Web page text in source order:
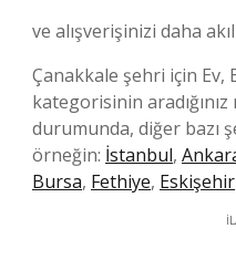
ve alışverişinizi daha
Çanakkale şehri için Ev,
kategorisinin
durumunda, diğer bazı
örneğin: İstanbul,
Bursa, Fethiye, Eskişehir